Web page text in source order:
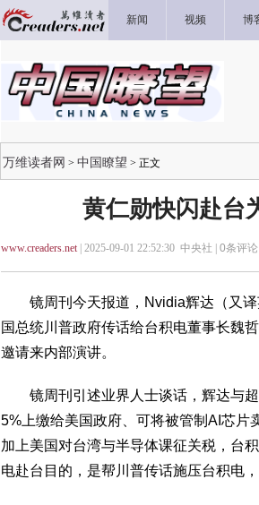
新闻 视频 博
万维读者网 > 中国瞭望 > 正文
黄仁勋快闪赴台
www.creaders.net| 2025-09-01 22:52:30 中央社 | 0条评
镜周刊今天报道，Nvidia辉达（又译
国总统川普政府传话给台积电董事长魏
邀请来内部演讲。
镜周刊引述业界人士谈话，辉达与超
5%上缴给美国政府、可将被管制AI芯片
加上美国对台湾与半导体课征关税，台
电赴台目的，是帮川普传话施压台积电